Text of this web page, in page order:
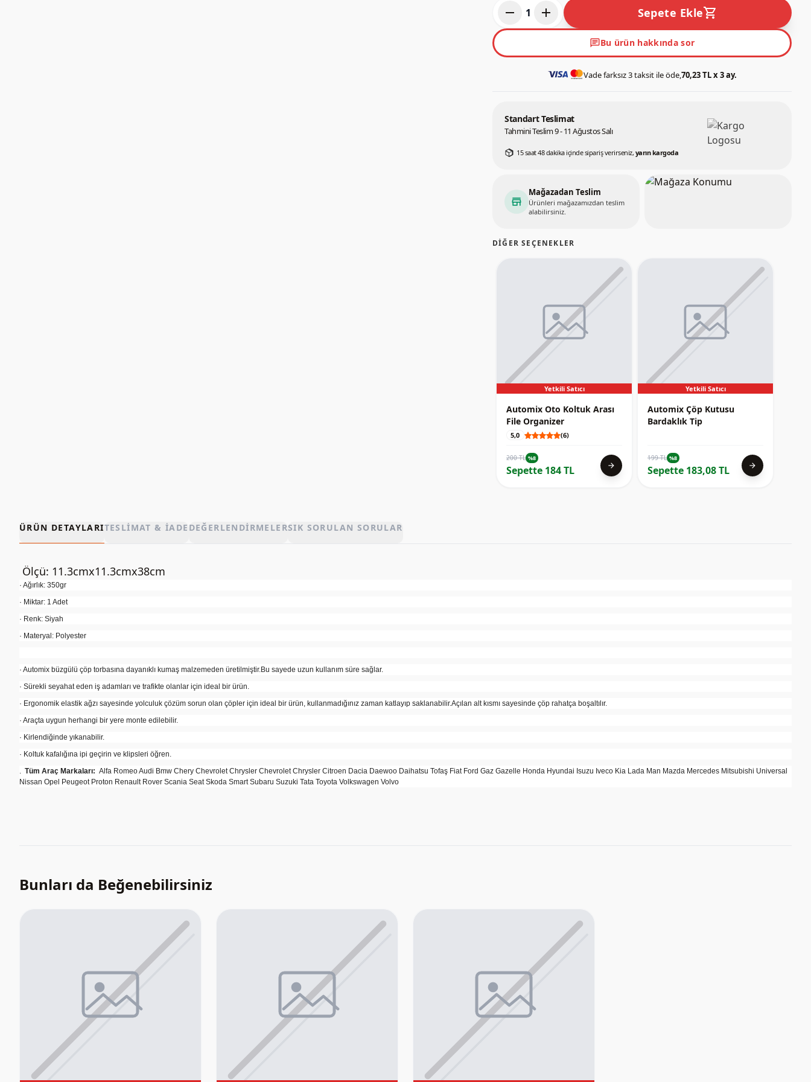
remove 1 add Sepete Ekleshopping_cart
chatBu ürün hakkında sor
Vade farksız 3 taksit ile öde,70,23 TL x 3 ay.
Standart Teslimat
Tahmini Teslim 9 - 11 Ağustos Salı
15 saat 48 dakika içinde sipariş verirseniz, yarın kargoda
store
Mağazadan Teslim
Ürünleri mağazamızdan teslim
alabilirsiniz.
DIĞER SEÇENEKLER
Yetkili Satıcı
Automix Oto Koltuk Arası
File Organizer
5,0 (6)
200 TL %8
Sepette 184 TL arrow_forward
Yetkili Satıcı
Automix Çöp Kutusu
Bardaklık Tip
199 TL %8
Sepette 183,08 TL arrow_forward
ÜRÜN DETAYLARITESLIMAT & İADE DEĞERLENDIRMELERSIK SORULAN SORULAR
Ölçü: 11.3cmx11.3cmx38cm
· Ağırlık: 350gr
· Miktar: 1 Adet
· Renk: Siyah
· Materyal: Polyester
· Automix büzgülü çöp torbasına dayanıklı kumaş malzemeden üretilmiştir.Bu sayede uzun kullanım süre sağlar.
· Sürekli seyahat eden iş adamları ve trafikte olanlar için ideal bir ürün.
· Ergonomik elastik ağzı sayesinde yolculuk çözüm sorun olan çöpler için ideal bir ürün, kullanmadığınız zaman katlayıp saklanabilir.Açılan alt kısmı sayesinde çöp rahatça boşaltılır.
· Araçta uygun herhangi bir yere monte edilebilir.
· Kirlendiğinde yıkanabilir.
· Koltuk kafalığına ipi geçirin ve klipsleri öğren.
. Tüm Araç Markaları: Alfa Romeo Audi Bmw Chery Chevrolet Chrysler Chevrolet Chrysler Citroen Dacia Daewoo Daihatsu Tofaş Fiat Ford Gaz Gazelle Honda Hyundai Isuzu Iveco Kia Lada Man Mazda Mercedes Mitsubishi Universal
Nissan Opel Peugeot Proton Renault Rover Scania Seat Skoda Smart Subaru Suzuki Tata Toyota Volkswagen Volvo
Bunları da Beğenebilirsiniz